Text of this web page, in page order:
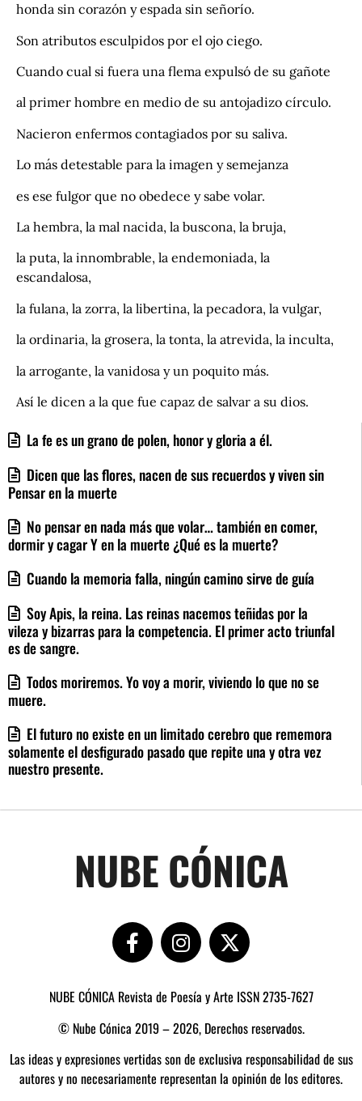
La fe es un grano de polen, honor y gloria a él.
Dicen que las flores, nacen de sus recuerdos y viven sin
Pensar en la muerte
No pensar en nada más que volar… también en comer,
dormir y cagar Y en la muerte ¿Qué es la muerte?
Cuando la memoria falla, ningún camino sirve de guía
Soy Apis, la reina. Las reinas nacemos teñidas por la
vileza y bizarras para la competencia. El primer acto triunfal
es de sangre.
Todos moriremos. Yo voy a morir, viviendo lo que no se
muere.
El futuro no existe en un limitado cerebro que rememora
solamente el desfigurado pasado que repite una y otra vez
nuestro presente.
honda sin corazón y espada sin señorío.
Son atributos esculpidos por el ojo ciego.
Cuando cual si fuera una flema expulsó de su gañote
al primer hombre en medio de su antojadizo círculo.
Nacieron enfermos contagiados por su saliva.
Lo más detestable para la imagen y semejanza
es ese fulgor que no obedece y sabe volar.
La hembra, la mal nacida, la buscona, la bruja,
la puta, la innombrable, la endemoniada, la
escandalosa,
la fulana, la zorra, la libertina, la pecadora, la vulgar,
la ordinaria, la grosera, la tonta, la atrevida, la inculta,
la arrogante, la vanidosa y un poquito más.
Así le dicen a la que fue capaz de salvar a su dios.
NUBE CÓNICA
NUBE CÓNICA Revista de Poesía y Arte ISSN 2735-7627
© Nube Cónica 2019 – 2026, Derechos reservados.
Las ideas y expresiones vertidas son de exclusiva responsabilidad de sus
autores y no necesariamente representan la opinión de los editores.